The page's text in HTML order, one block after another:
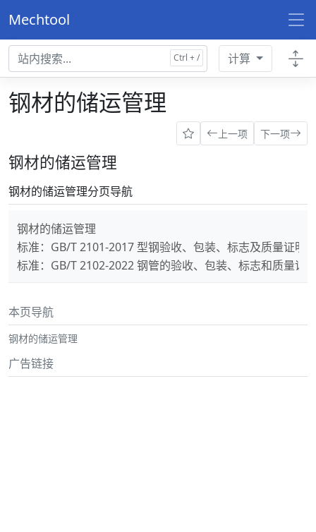
Mechtool
计算
钢材的储运管理
上一项 下一项
钢材的储运管理
钢材的储运管理分页导航
钢材的储运管理
标准：GB/T 2101-2017 型钢验收、包装、标志及质量证明
标准：GB/T 2102-2022 钢管的验收、包装、标志和质量证
本页导航
钢材的储运管理
广告链接